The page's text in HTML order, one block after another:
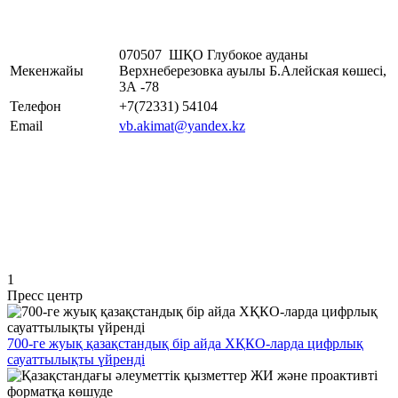
Мекенжайы
070507 ШҚО Глубокое ауданы
Верхнеберезовка ауылы Б.Алейская көшесі,
3А -78
Телефон
+7(72331) 54104
Email
vb.akimat@yandex.kz
1
Пресс центр
700-ге жуық қазақстандық бір айда ХҚКО-ларда цифрлық
сауаттылықты үйренді